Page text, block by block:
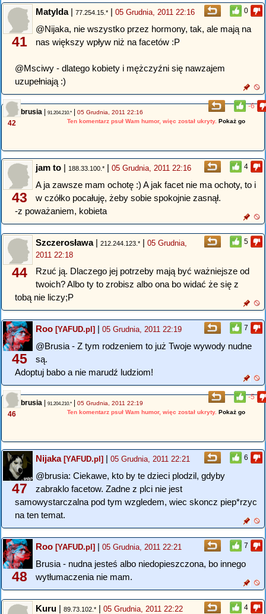
0
41
Matylda| 77.254.15.* | 05 Grudnia, 2011 22:16
@Nijaka, nie wszystko przez hormony, tak, ale mają na
nas większy wpływ niż na facetów :P
@Msciwy - dlatego kobiety i mężczyźni się nawzajem
uzupełniają :)
-6
42
brusia | 91.204.210.* | 05 Grudnia, 2011 22:16
Ten komentarz psuł Wam humor, więc został ukryty. Pokaż go
4
43
jam to | 188.33.100.* | 05 Grudnia, 2011 22:16
A ja zawsze mam ochotę :) A jak facet nie ma ochoty, to i
w czółko pocałuję, żeby sobie spokojnie zasnął.
-z poważaniem, kobieta
5
44
Szczerosława| 212.244.123.* | 05 Grudnia,
2011 22:18
Rzuć ją. Dlaczego jej potrzeby mają być ważniejsze od
twoich? Albo ty to zrobisz albo ona bo widać że się z
tobą nie liczy;P
7
45
Roo [YAFUD.pl] | 05 Grudnia, 2011 22:19
@Brusia - Z tym rodzeniem to już Twoje wywody nudne
są.
Adoptuj babo a nie marudź ludziom!
-5
46
brusia | 91.204.210.* | 05 Grudnia, 2011 22:19
Ten komentarz psuł Wam humor, więc został ukryty. Pokaż go
6
47
Nijaka[YAFUD.pl] | 05 Grudnia, 2011 22:21
@brusia: Ciekawe, kto by te dzieci plodzil, gdyby
zabraklo facetow. Zadne z plci nie jest
samowystarczalna pod tym wzgledem, wiec skoncz piep*rzyc
na ten temat.
7
48
Roo [YAFUD.pl] | 05 Grudnia, 2011 22:21
Brusia - nudna jesteś albo niedopieszczona, bo innego
wytłumaczenia nie mam.
4
Kuru | 89.73.102.* | 05 Grudnia, 2011 22:22